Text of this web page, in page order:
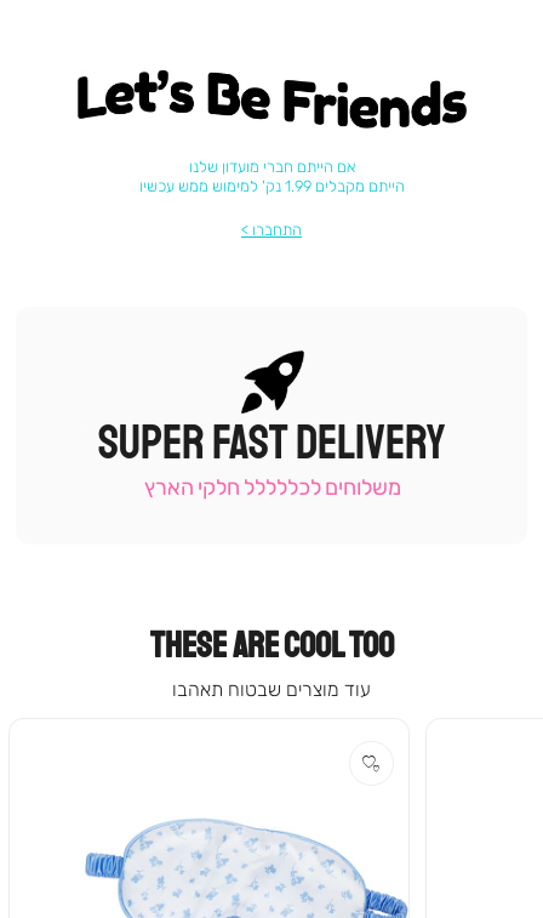
Let's be friends
אם הייתם חברי מועדון שלנו
הייתם מקבלים 1.99 נק' למימוש ממש עכשיו
התחברו
|
תומכי
-
SUPER FAST DELIVERY
משלוחים לכללללל חלקי הארץ
THESE ARE COOL TOO
עוד מוצרים שבטוח תאהבו